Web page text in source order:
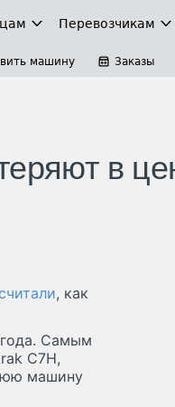
Перевозчикам
машину Заказы
в
, как
Самым
C7H,
машину